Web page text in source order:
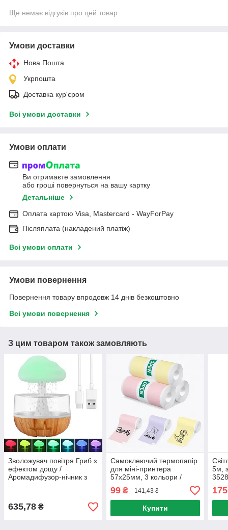
Ще немає відгуків про цей товар
Умови доставки
Нова Пошта
Укрпошта
Доставка кур'єром
Всі умови доставки
Умови оплати
Ви отримаєте замовлення
або гроші повернуться на вашу картку
Детальніше
Оплата картою Visa, Mastercard - WayForPay
Післяплата (накладений платіж)
Всі умови оплати
Умови повернення
Повернення товару впродовж 14 днів безкоштовно
Всі умови повернення
З цим товаром також замовляють
Зволожувач повітря Гриб з
ефектом дощу /
Аромадифузор-нічник з
електричний
635,78 ₴
Самоклеючий термопапір
для міні-принтера
57x25мм, 3 кольори /
Набір кольорового паперу
для термопринтера
99₴ 141,43 ₴
Купити
5м,
RGB